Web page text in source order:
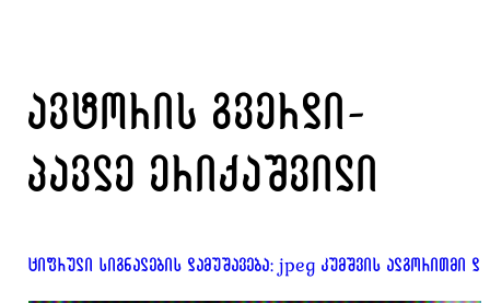
ავტორის გვერდი-
პავლე ერიქაშვილი
ციფრული სიგნალების დამუშავება: jpeg კუმშვის ალგორითმი